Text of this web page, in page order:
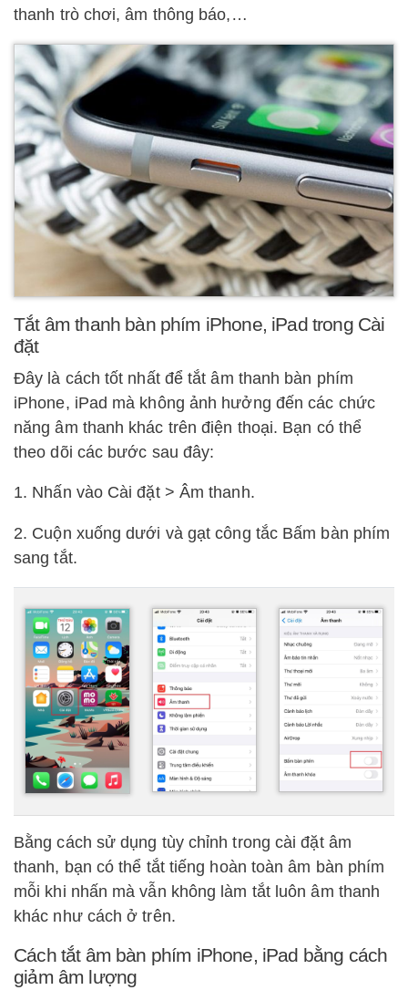
thanh trò chơi, âm thông báo,…
Tắt âm thanh bàn phím iPhone, iPad trong Cài
đặt
Đây là cách tốt nhất để tắt âm thanh bàn phím
iPhone, iPad mà không ảnh hưởng đến các chức
năng âm thanh khác trên điện thoại. Bạn có thể
theo dõi các bước sau đây:
1. Nhấn vào Cài đặt > Âm thanh.
2. Cuộn xuống dưới và gạt công tắc Bấm bàn phím
sang tắt.
Bằng cách sử dụng tùy chỉnh trong cài đặt âm
thanh, bạn có thể tắt tiếng hoàn toàn âm bàn phím
mỗi khi nhấn mà vẫn không làm tắt luôn âm thanh
khác như cách ở trên.
Cách tắt âm bàn phím iPhone, iPad bằng cách
giảm âm lượng